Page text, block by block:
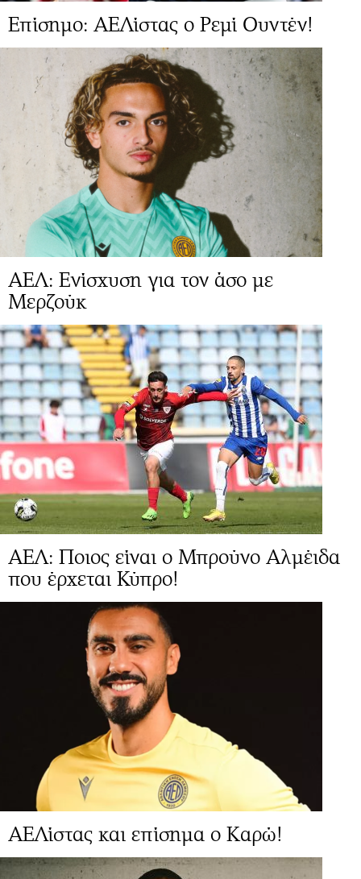
Επίσημο: ΑΕΛίστας ο Ρεμί Ουντέν!
ΑΕΛ: Ενίσχυση για τον άσο με
Μερζούκ
ΑΕΛ: Ποιος είναι ο Μπρούνο Αλμέιδα
που έρχεται Κύπρο!
ΑΕΛίστας και επίσημα ο Καρώ!